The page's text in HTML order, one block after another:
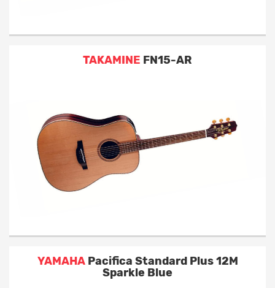
TAKAMINE FN15-AR
YAMAHAPacifica Standard Plus 12M
Sparkle Blue